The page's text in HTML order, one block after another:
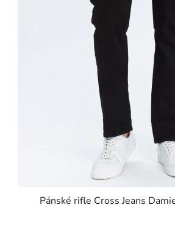
Pánské rifle Cross Jeans